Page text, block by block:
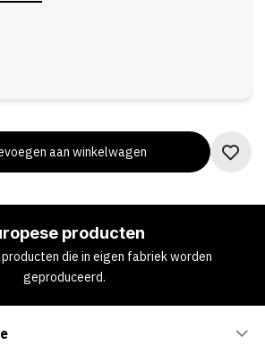
aan winkelwagen
producten
die in eigen fabriek worden
geproduceerd.